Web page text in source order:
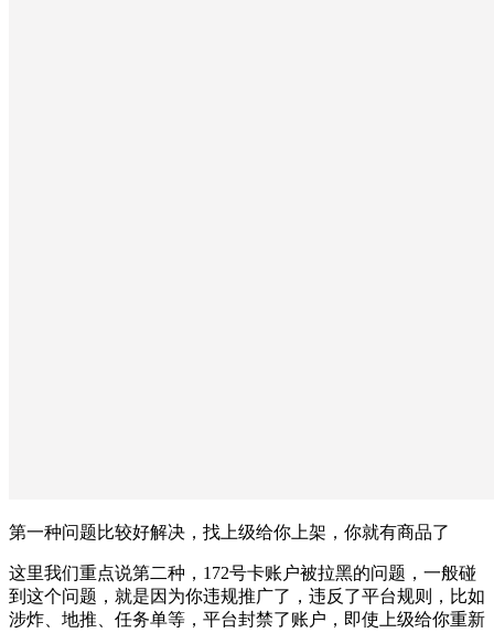
第一种问题比较好解决，找上级给你上架，你就有商品了
这里我们重点说第二种，172号卡账户被拉黑的问题，一般碰
到这个问题，就是因为你违规推广了，违反了平台规则，比如
涉炸、地推、任务单等，平台封禁了账户，即使上级给你重新